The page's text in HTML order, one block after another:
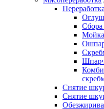
Снятие
Снятие